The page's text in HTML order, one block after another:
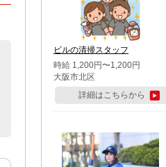
市・柏市・流山市・八千代
市・足立区・江戸川区・八王
子市・町田市
ビルの清掃スタッフ
時給 1,200円〜1,200円
大阪市北区
詳細はこちらから